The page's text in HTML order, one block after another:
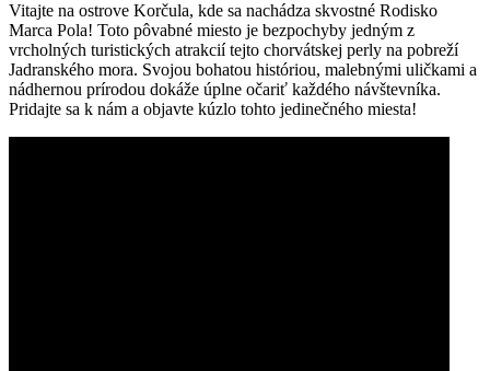
Vitajte na ostrove Korčula,​ kde sa‍ nachádza skvostné Rodisko
Marca ⁣Pola! Toto ‍pôvabné miesto je ⁣bezpochyby jedným z
vrcholných turistických atrakcií ⁣tejto chorvátskej perly ​na pobreží​
Jadranského⁣ mora. Svojou bohatou históriou, ⁢malebnými⁣ uličkami a⁢
nádhernou prírodou dokáže úplne ⁣očariť každého návštevníka.
Pridajte sa k nám ⁣a objavte ‍kúzlo tohto jedinečného miesta!